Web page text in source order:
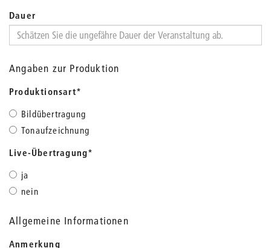
Dauer
Angaben zur Produktion
Produktionsart*
Bildübertragung
Tonaufzeichnung
Live-Übertragung*
ja
nein
Allgemeine Informationen
Anmerkung